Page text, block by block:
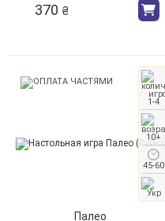
370 ₴
Палео
1-4
10+
45-60